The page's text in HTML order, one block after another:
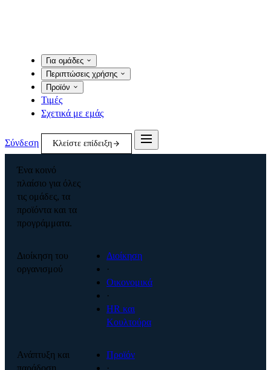
Για ομάδες
Περιπτώσεις χρήσης
Προϊόν
Τιμές
Σχετικά με εμάς
Σύνδεση Κλείστε επίδειξη
Ένα κοινό
πλαίσιο για όλες
τις ομάδες, τα
προϊόντα και τα
προγράμματα.
Διοίκηση του
οργανισμού
Διοίκηση
·
Οικονομικά
·
HR και
Κουλτούρα
Ανάπτυξη και
παράδοση
Προϊόν
·